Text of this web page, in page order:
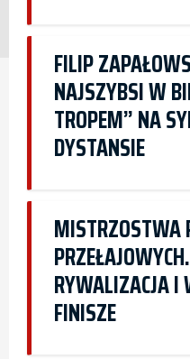
FILIP
NAJSZYBSI W
TROPEM” NA
DYSTANSIE
MISTRZOSTWA
RYWALIZACJA I
FINISZE